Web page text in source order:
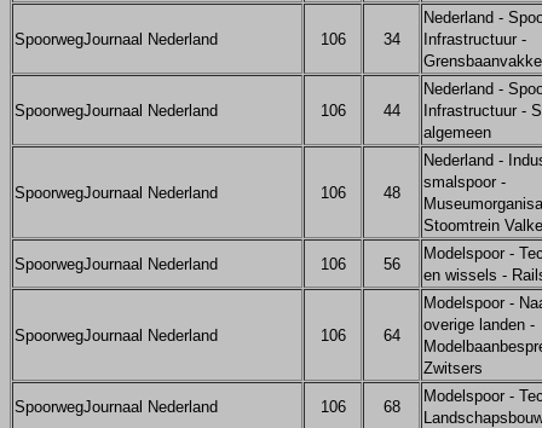
SpoorwegJournaal Nederland 106 34
Nederland -
Infrastructuur -
SpoorwegJournaal Nederland 106 44
Nederland -
Infrastructuur -
algemeen
SpoorwegJournaal Nederland 106 48
Nederland -
smalspoor -
Stoomtrein
SpoorwegJournaal Nederland 106 56
Modelspoor -
en wissels -
SpoorwegJournaal Nederland 106 64
Modelspoor -
overige landen -
Zwitsers
SpoorwegJournaal Nederland 106 68
Modelspoor -